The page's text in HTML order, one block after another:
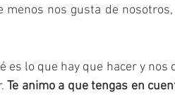
nos gusta de
es lo que hay que hacer y nos
Te animo a que tengas en